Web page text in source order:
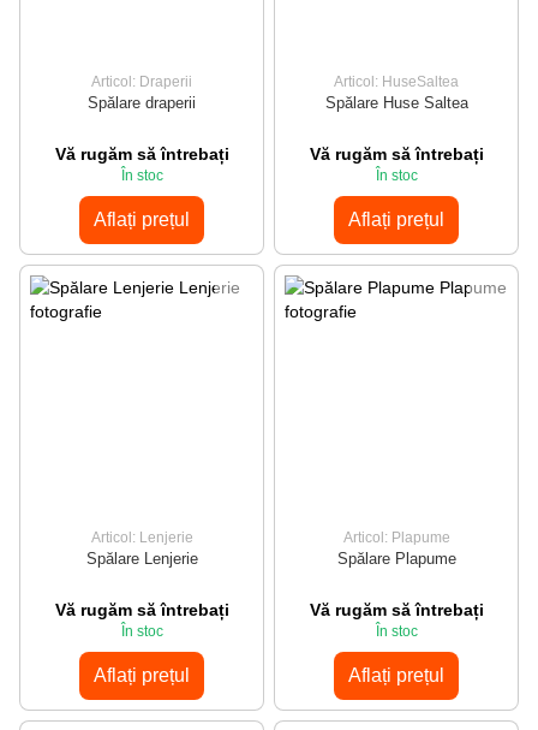
Articol: Draperii
Spălare draperii
Vă rugăm să întrebați
În stoc
Aflați prețul
Articol: HuseSaltea
Spălare Huse Saltea
Vă rugăm să întrebați
În stoc
Aflați prețul
Articol: Lenjerie
Spălare Lenjerie
Vă rugăm să întrebați
În stoc
Aflați prețul
Articol: Plapume
Spălare Plapume
Vă rugăm să întrebați
În stoc
Aflați prețul